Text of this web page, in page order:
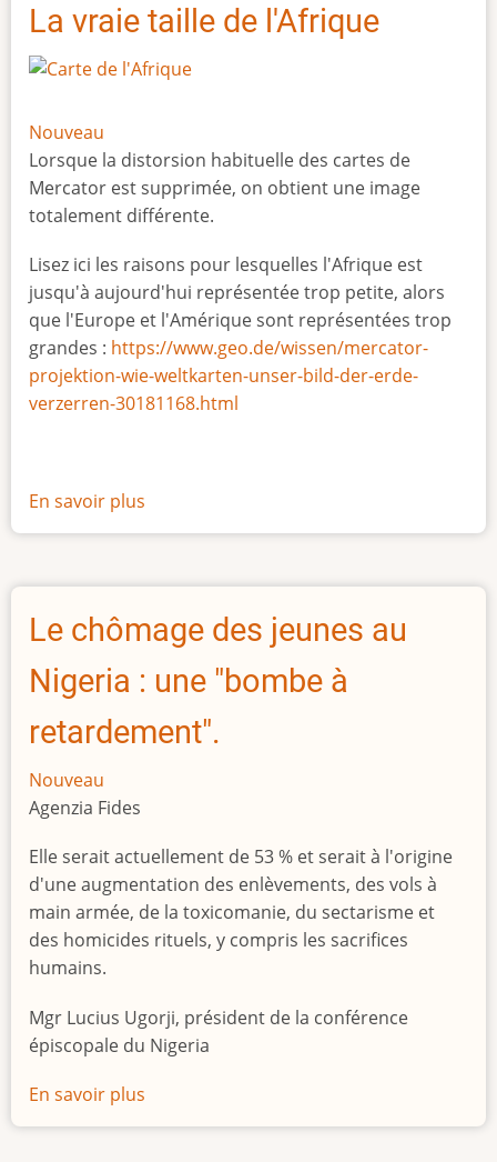
La vraie taille de l'Afrique
Nouveau
Lorsque la distorsion habituelle des cartes de
Mercator est supprimée, on obtient une image
totalement différente.
Lisez ici les raisons pour lesquelles l'Afrique est
jusqu'à aujourd'hui représentée trop petite, alors
que l'Europe et l'Amérique sont représentées trop
grandes : https://www.geo.de/wissen/mercator-
projektion-wie-weltkarten-unser-bild-der-erde-
verzerren-30181168.html
En savoir plus
La
taille
l'Afrique
Le chômage des jeunes au
Nigeria : une "bombe à
retardement".
Nouveau
Agenzia Fides
Elle serait actuellement de 53 % et serait à l'origine
d'une augmentation des enlèvements, des vols à
main armée, de la toxicomanie, du sectarisme et
des homicides rituels, y compris les sacrifices
humains.
Mgr Lucius Ugorji, président de la conférence
épiscopale du Nigeria
En savoir plus
Le